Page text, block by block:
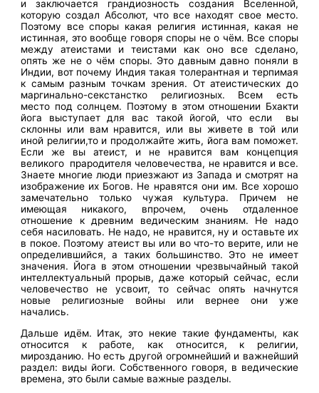
и заключается грандиозность создания Вселенной,
которую создал Абсолют, что все находят свое место.
Поэтому все споры какая религия истинная, какая не
истинная, это вообще говоря споры не о чём. Все споры
между атеистами и теистами как оно все сделано,
опять же не о чём споры. Это давным давно поняли в
Индии, вот почему Индия такая толерантная и терпимая
к самым разным точкам зрения. От атеистических до
маргинально-секстанстко религиозных. Всем есть
место под солнцем. Поэтому в этом отношении Бхакти
йога выступает для вас такой йогой, что если вы
склонны или вам нравится, или вы живете в той или
иной религии,то и продолжайте жить, йога вам поможет.
Если же вы атеист, и не нравится вам концепция
великого прародителя человечества, не нравится и все.
Знаете многие люди приезжают из Запада и смотрят на
изображение их Богов. Не нравятся они им. Все хорошо
замечательно только чужая культура. Причем не
имеющая никакого, впрочем, очень отдаленное
отношение к древним ведическим знаниям. Не надо
себя насиловать. Не надо, не нравится, ну и оставьте их
в покое. Поэтому атеист вы или во что-то верите, или не
определившийся, а таких большинство. Это не имеет
значения. Йога в этом отношении чрезвычайный такой
интеллектуальный прорыв, даже который сейчас, если
человечество не усвоит, то сейчас опять начнутся
новые религиозные войны или вернее они уже
начались.
Дальше идём. Итак, это некие такие фундаменты, как
относится к работе, как относится, к религии,
мирозданию. Но есть другой огромнейший и важнейший
раздел: виды йоги. Собственного говоря, в ведические
времена, это были самые важные разделы.